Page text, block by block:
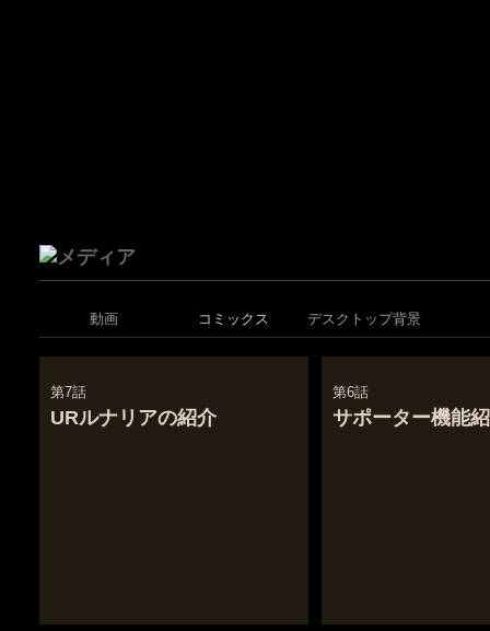
動画 コミックス デスクトップ背景
第7話
URルナリアの紹介
第6話
サポーター機能